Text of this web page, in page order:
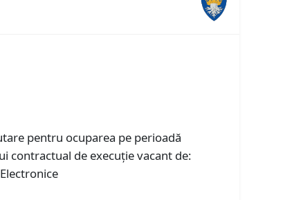
pentru ocuparea pe perioadă
contractual de execuție vacant de: